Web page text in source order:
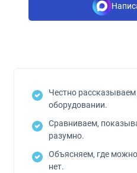
Честно
оборудовании.
Сравниваем,
разумно.
Объясняем, где
нет.